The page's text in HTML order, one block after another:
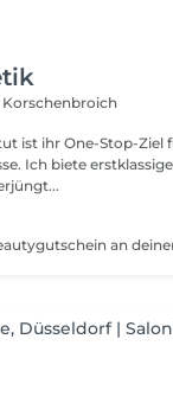
Korschenbroich
ist ihr One-Stop-Ziel
Ich biete
sich verjüngt...